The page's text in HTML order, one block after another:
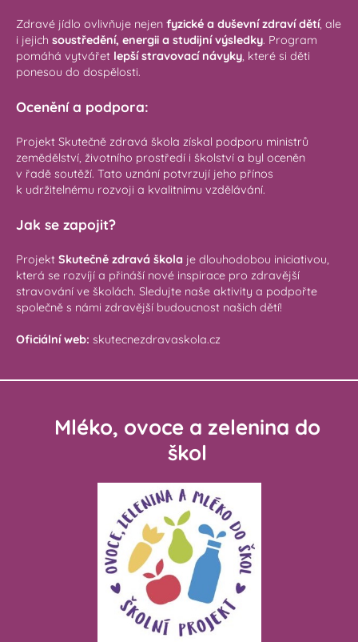
Zdravé jídlo ovlivňuje nejen fyzické a duševní zdraví dětí, ale
i jejich soustředění, energii a studijní výsledky. Program
pomáhá vytvářet lepší stravovací návyky, které si děti
ponesou do dospělosti.
Ocenění a podpora:
Projekt Skutečně zdravá škola získal podporu ministrů
zemědělství, životního prostředí i školství a byl oceněn
v řadě soutěží. Tato uznání potvrzují jeho přínos
k udržitelnému rozvoji a kvalitnímu vzdělávání.
Jak se zapojit?
Projekt Skutečně zdravá škola je dlouhodobou iniciativou,
která se rozvíjí a přináší nové inspirace pro zdravější
stravování ve školách. Sledujte naše aktivity a podpořte
společně s námi zdravější budoucnost našich dětí!
Oficiální web: skutecnezdravaskola.cz
Mléko, ovoce a zelenina do
škol